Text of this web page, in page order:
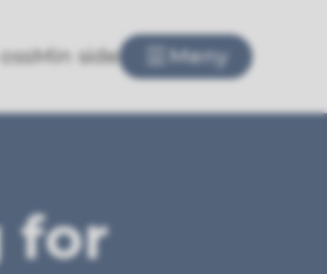
Min side Meny
for